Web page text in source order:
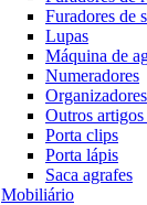
Furadores de
Lupas
Máquina de
Numeradores
Organizadores
Outros artigos
Porta clips
Porta lápis
Saca agrafes
Mobiliário